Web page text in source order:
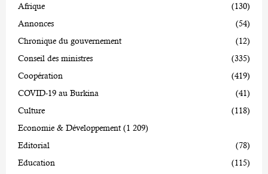
Afrique
(130)
Annonces
(54)
Chronique du gouvernement
(12)
Conseil des ministres
(335)
Coopération
(419)
COVID-19 au Burkina
(41)
Culture
(118)
Economie & Développement (1 209)
Editorial
(78)
Education
(115)